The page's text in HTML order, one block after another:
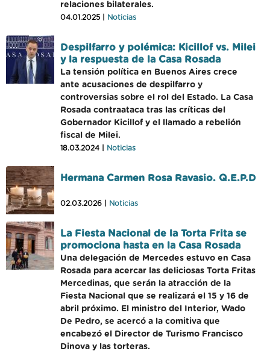
relaciones bilaterales.
04.01.2025 | Noticias
Despilfarro y polémica: Kicillof vs. Milei
y la respuesta de la Casa Rosada
La tensión política en Buenos Aires crece
ante acusaciones de despilfarro y
controversias sobre el rol del Estado. La Casa
Rosada contraataca tras las críticas del
Gobernador Kicillof y el llamado a rebelión
fiscal de Milei.
18.03.2024 | Noticias
Hermana Carmen Rosa Ravasio. Q.E.P.D
02.03.2026 | Noticias
La Fiesta Nacional de la Torta Frita se
promociona hasta en la Casa Rosada
Una delegación de Mercedes estuvo en Casa
Rosada para acercar las deliciosas Torta Fritas
Mercedinas, que serán la atracción de la
Fiesta Nacional que se realizará el 15 y 16 de
abril próximo. El ministro del Interior, Wado
De Pedro, se acercó a la comitiva que
encabezó el Director de Turismo Francisco
Dinova y las torteras.